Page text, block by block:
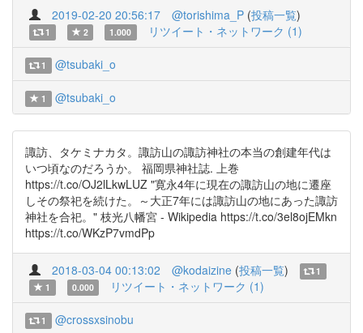
2019-02-20 20:56:17 @torishima_P (投稿一覧)
1 2 1.000 リツイート・ネットワーク (1)
1 @tsubaki_o
1 @tsubaki_o
諏訪、タケミナカタ。諏訪山の諏訪神社の本当の創建年代は
いつ頃なのだろうか。 福岡県神社誌. 上巻
https://t.co/OJ2lLkwLUZ "寛永4年に現在の諏訪山の地に遷座
しその祭祀を続けた。～大正7年には諏訪山の地にあった諏訪
神社を合祀。" 枝光八幡宮 - Wikipedia https://t.co/3el8ojEMkn
https://t.co/WKzP7vmdPp
2018-03-04 00:13:02 @kodaizine (投稿一覧)
1
1
0.000 リツイート・ネットワーク (1)
1 @crossxsinobu